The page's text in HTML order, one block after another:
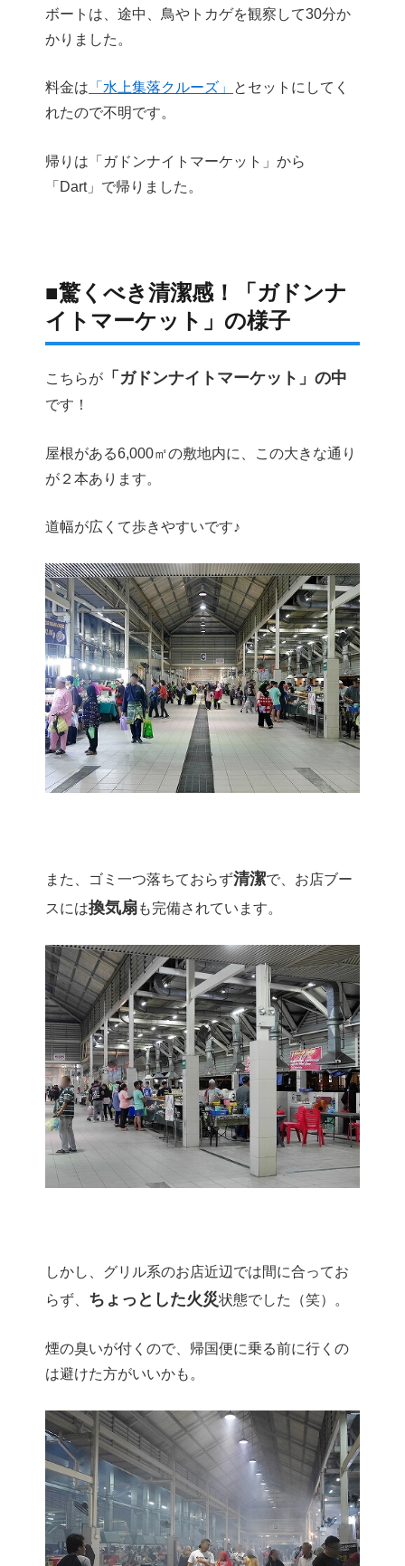
ボートは、途中、鳥やトカゲを観察して30分か
かりました。
料金は 「水上集落クルーズ」
とセットにしてく
れたので不明です。
帰りは「ガドンナイトマーケット」から
「Dart」で帰りました。
■驚くべき清潔感！「ガドンナ
イトマーケット」の様子
こちらが 「ガドンナイトマーケット」の中
です！
屋根がある6,000㎡の敷地内に、この大きな通り
が２本あります。
道幅が広くて歩きやすいです♪
また、ゴミ一つ落ちておらず清潔で、お店ブー
スには換気扇も完備されています。
しかし、グリル系のお店近辺では間に合ってお
らず、 ちょっとした火災状態でした（笑）。
煙の臭いが付くので、帰国便に乗る前に行くの
は避けた方がいいかも。